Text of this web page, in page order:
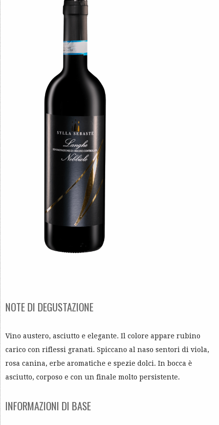
NOTE DI DEGUSTAZIONE
Vino austero, asciutto e elegante. Il colore appare rubino
carico con riflessi granati. Spiccano al naso sentori di viola,
rosa canina, erbe aromatiche e spezie dolci. In bocca è
asciutto, corposo e con un finale molto persistente.
INFORMAZIONI DI BASE